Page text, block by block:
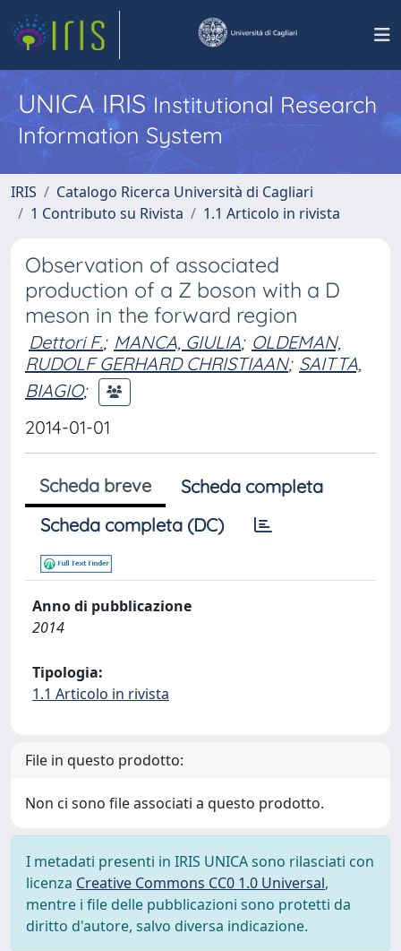
UNICA IRISInstitutional Research
Information System
IRIS
Catalogo Ricerca Università di Cagliari
1 Contributo su Rivista
1.1 Articolo in rivista
Observation of associated
production of a Z boson with a D
meson in the forward region
Dettori F.; MANCA, GIULIA; OLDEMAN,
RUDOLF GERHARD CHRISTIAAN; SAITTA,
BIAGIO;
2014-01-01
Scheda breve
Scheda completa
Scheda completa (DC)
Anno di pubblicazione
2014
Tipologia:
1.1 Articolo in rivista
File in questo prodotto:
Non ci sono file associati a questo prodotto.
I metadati presenti in IRIS UNICA sono rilasciati con
licenza Creative Commons CC0 1.0 Universal,
mentre i file delle pubblicazioni sono protetti da
diritto d'autore, salvo diversa indicazione.